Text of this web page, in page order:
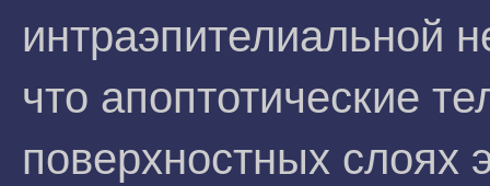
интраэпителиальной
что апоптотические
поверхностных слоях